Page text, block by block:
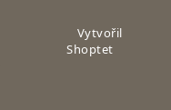
Vytvořil
Shoptet